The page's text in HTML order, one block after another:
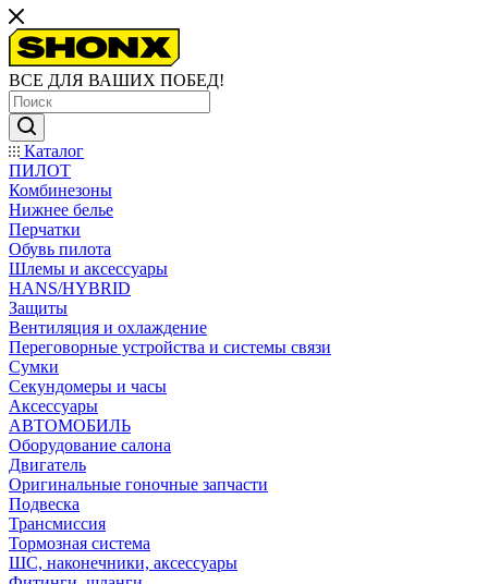
ВСЕ ДЛЯ ВАШИХ ПОБЕД!
Каталог
ПИЛОТ
Комбинезоны
Нижнее белье
Перчатки
Обувь пилота
Шлемы и аксессуары
HANS/HYBRID
Защиты
Вентиляция и охлаждение
Переговорные устройства и системы связи
Сумки
Секундомеры и часы
Аксессуары
АВТОМОБИЛЬ
Оборудование салона
Двигатель
Оригинальные гоночные запчасти
Подвеска
Трансмиссия
Тормозная система
ШС, наконечники, аксессуары